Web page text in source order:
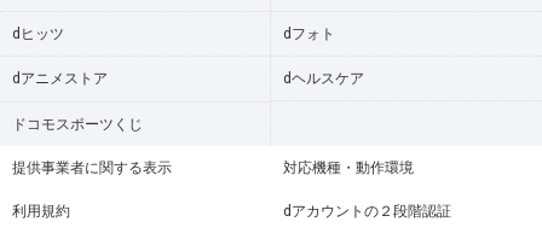
dヒッツ dフォト
dアニメストア dヘルスケア
ドコモスポーツくじ
提供事業者に関する表示 対応機種・動作環境
利用規約 dアカウントの２段階認証